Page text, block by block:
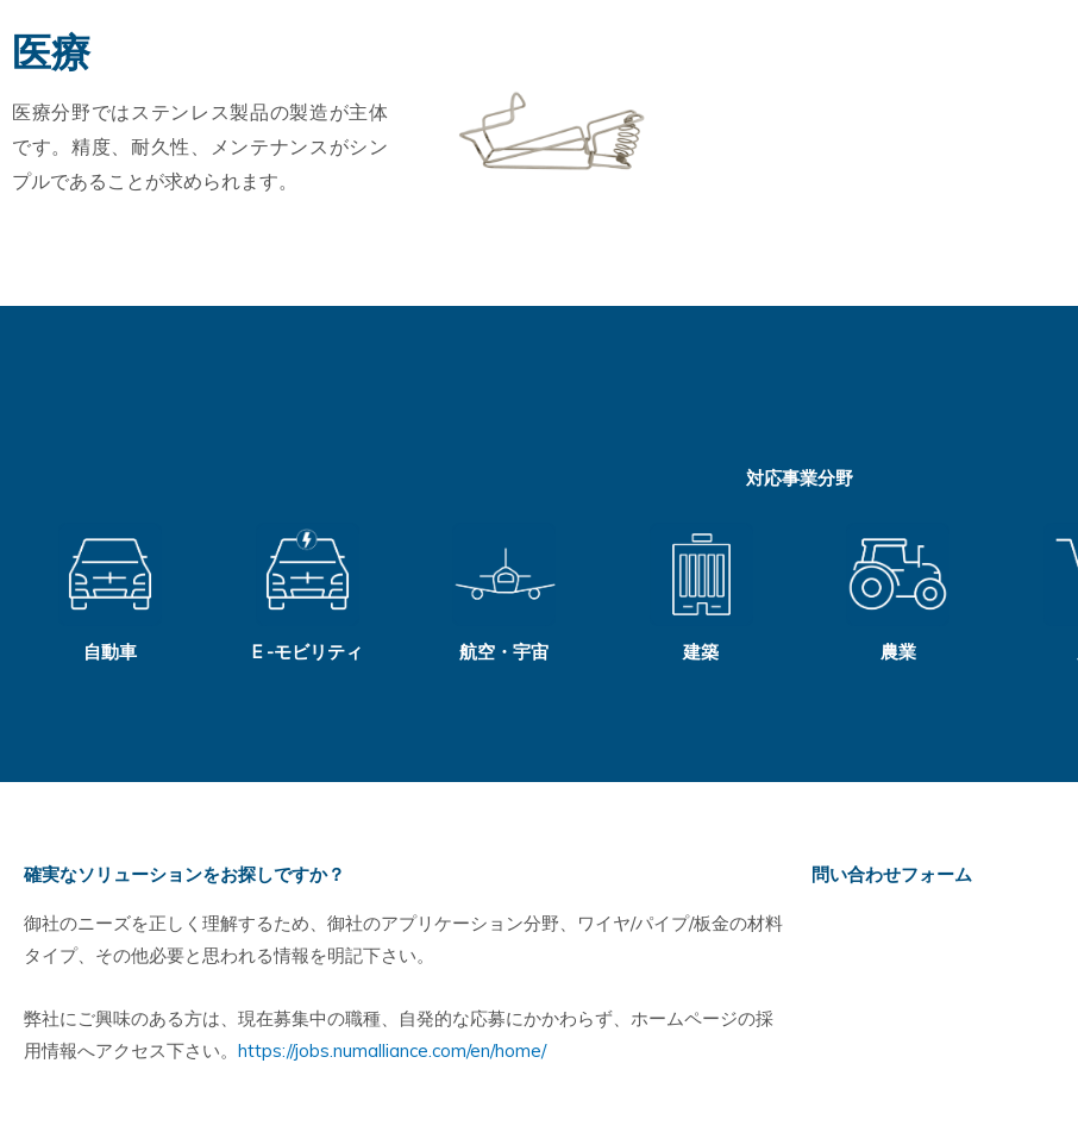
医療
医療分野ではステンレス製品の製造が主体
です。精度、耐久性、メンテナンスがシン
プルであることが求められます。
対応事業分野
自動車 E -モビリティ 航空・宇宙 建築 農業
確実なソリューションをお探しですか？
御社のニーズを正しく理解するため、御社のアプリケーション分野、ワイヤ/パイプ/板金の材料
タイプ、その他必要と思われる情報を明記下さい。
弊社にご興味のある方は、現在募集中の職種、自発的な応募にかかわらず、ホームページの採
用情報へアクセス下さい。 https://jobs.numalliance.com/en/home/
問い合わせフォーム